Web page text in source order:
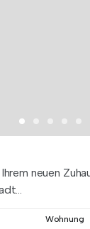
neuen
Wohnung